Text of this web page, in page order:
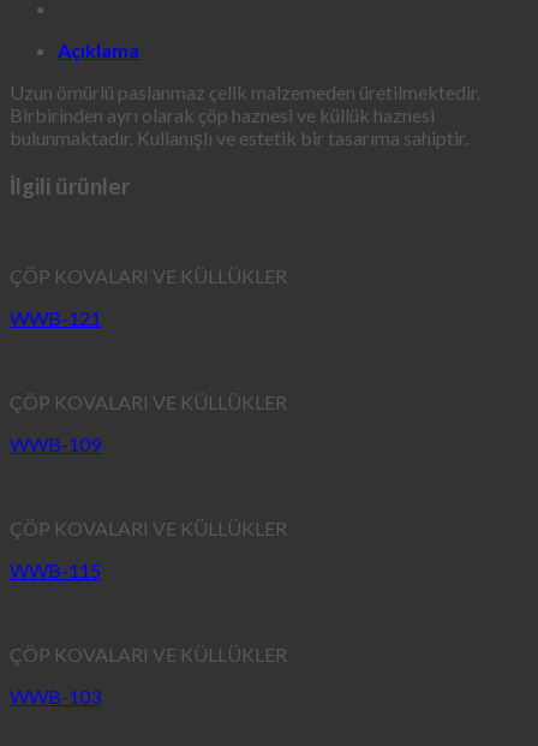
Açıklama
Uzun ömürlü paslanmaz çelik malzemeden üretilmektedir.
Birbirinden ayrı olarak çöp haznesi ve küllük haznesi
bulunmaktadır. Kullanışlı ve estetik bir tasarıma sahiptir.
İlgili ürünler
ÇÖP KOVALARI VE KÜLLÜKLER
WWB-121
ÇÖP KOVALARI VE KÜLLÜKLER
WWB-109
ÇÖP KOVALARI VE KÜLLÜKLER
WWB-115
ÇÖP KOVALARI VE KÜLLÜKLER
WWB-103